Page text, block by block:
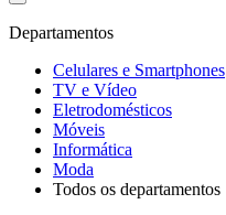
Departamentos
Celulares e Smartphones
TV e Vídeo
Eletrodomésticos
Móveis
Informática
Moda
Todos os departamentos